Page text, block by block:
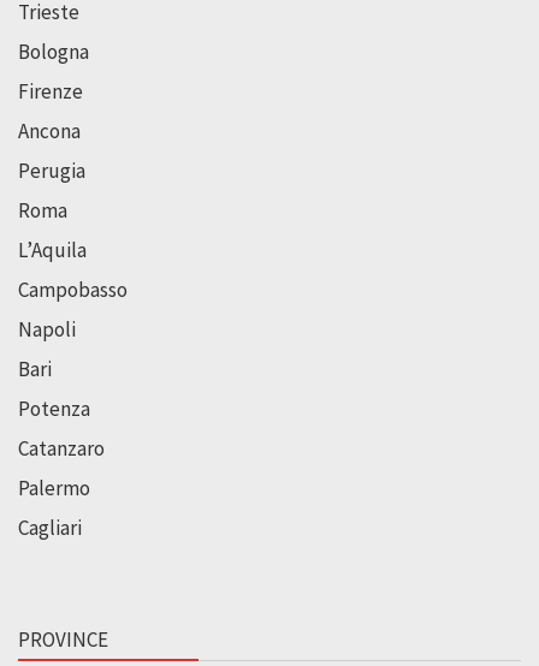
Trieste
Bologna
Firenze
Ancona
Perugia
Roma
L’Aquila
Campobasso
Napoli
Bari
Potenza
Catanzaro
Palermo
Cagliari
PROVINCE